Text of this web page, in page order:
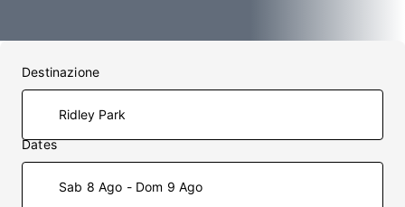
Destinazione
Dates
Sab 8 Ago - Dom 9 Ago